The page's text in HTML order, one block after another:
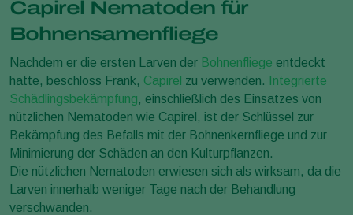
Capirel Nematoden für
Bohnensamenfliege
Nachdem er die ersten Larven der Bohnenfliege entdeckt
hatte, beschloss Frank, Capirel zu verwenden.
Integrierte
Schädlingsbekämpfung, einschließlich des Einsatzes von
nützlichen Nematoden wie Capirel, ist der Schlüssel zur
Bekämpfung des Befalls mit der Bohnenkernfliege und zur
Minimierung der Schäden an den Kulturpflanzen.
Die nützlichen Nematoden erwiesen sich als wirksam, da die
Larven innerhalb weniger Tage nach der Behandlung
verschwanden.